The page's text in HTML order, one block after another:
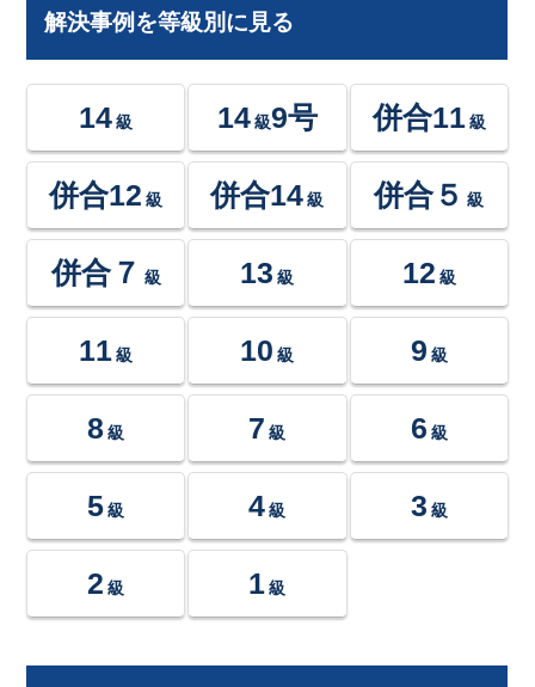
解決事例を等級別に見る
14 級 14級9号 併合11 級
併合12 級 併合14 級 併合５ 級
併合７ 級 13 級 12 級
11 級 10 級 9 級
8 級 7 級 6 級
5 級 4 級 3 級
2 級 1 級